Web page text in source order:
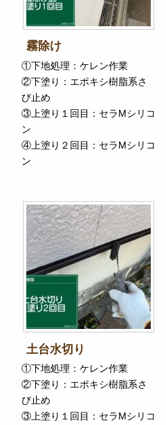
霧除け
①下地処理：ケレン作業
②下塗り：エポキシ樹脂系さ
び止め
③上塗り１回目：セラMシリコ
ン
④上塗り２回目：セラMシリコ
ン
土台水切り
①下地処理：ケレン作業
②下塗り：エポキシ樹脂系さ
び止め
③上塗り１回目：セラMシリコ